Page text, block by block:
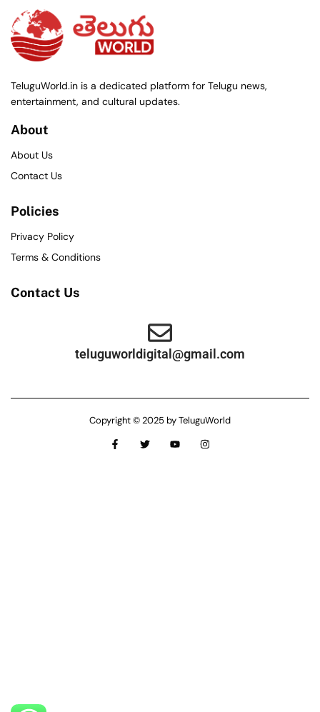
TeluguWorld.in is a dedicated platform for Telugu news,
entertainment, and cultural updates.
About
About Us
Contact Us
Policies
Privacy Policy
Terms & Conditions
Contact Us
teluguworldigital@gmail.com
Copyright © 2025 by TeluguWorld